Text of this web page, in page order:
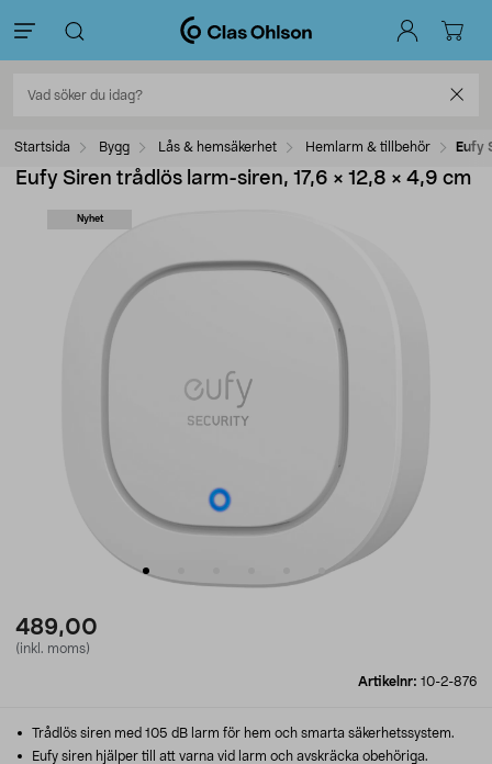
Startsida Bygg Lås & hemsäkerhet Hemlarm & tillbehör Eufy
Eufy Siren trådlös larm-siren, 17,6 × 12,8 × 4,9 cm
Nyhet
489,00
(inkl. moms)
Artikelnr: 10-2-876
Trådlös siren med 105 dB larm för hem och smarta säkerhetssystem.
Eufy siren hjälper till att varna vid larm och avskräcka obehöriga.